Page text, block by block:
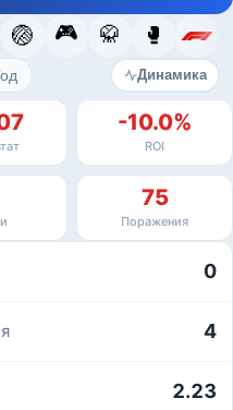
🏐 🎮 🥋 🥊
Динамика
-10.0%
ROI
75
Поражения
0
4
2.23